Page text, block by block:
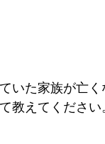
いた家族が亡
教えてください